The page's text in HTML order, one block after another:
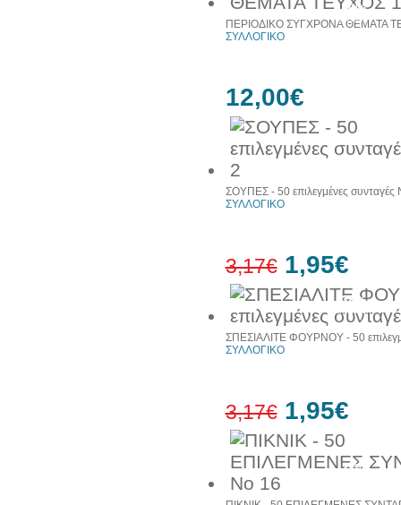
10%
έκπτωση
ΠΕΡΙΟΔΙΚΟ ΣΥΓΧΡΟΝΑ ΘΕΜΑΤΑ
ΣΥΛΛΟΓΙΚΟ
12,00€
38%
ΣΟΥΠΕΣ - 50 επιλεγμένες συνταγές
ΣΥΛΛΟΓΙΚΟ
3,17€ 1,95€
38%
ΣΠΕΣΙΑΛΙΤΕ ΦΟΥΡΝΟΥ - 50
ΣΥΛΛΟΓΙΚΟ
3,17€ 1,95€